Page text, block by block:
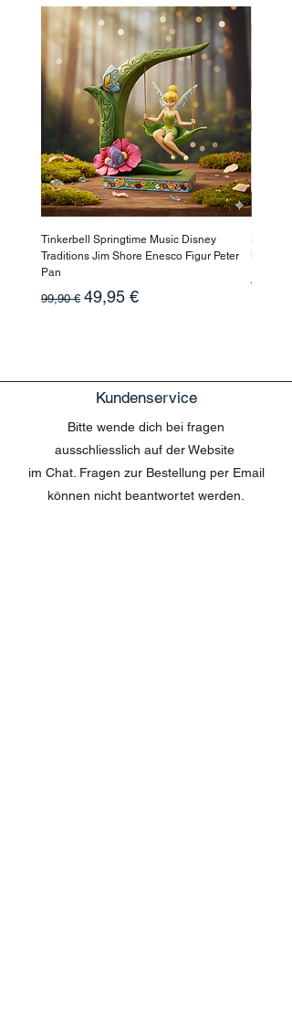
Tinkerbell Springtime Music Disney
Traditions Jim Shore Enesco Figur Peter
Pan
Standardpreis
99,90 € Sale-Preis
49,95 €
10,90 €
Kundenservice
Bitte wende dich bei fragen
ausschliesslich auf der Website
im Chat. Fragen zur Bestellung per Email
können nicht beantwortet werden.